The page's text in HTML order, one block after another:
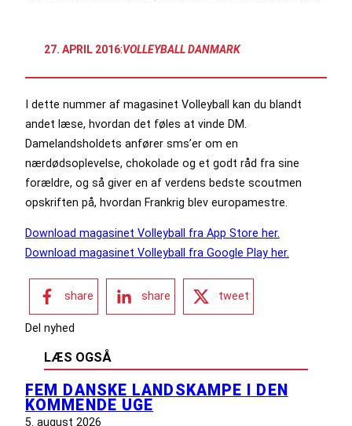
27. APRIL 2016:VOLLEYBALL DANMARK
I dette nummer af magasinet Volleyball kan du blandt
andet læse, hvordan det føles at vinde DM.
Damelandsholdets anfører sms’er om en
nærdødsoplevelse, chokolade og et godt råd fra sine
forældre, og så giver en af verdens bedste scoutmen
opskriften på, hvordan Frankrig blev europamestre.
Download magasinet Volleyball fra App Store her.
Download magasinet Volleyball fra Google Play her.
share share tweet
Del nyhed
LÆS OGSÅ
FEM DANSKE LANDSKAMPE I DEN
KOMMENDE UGE
5. august 2026